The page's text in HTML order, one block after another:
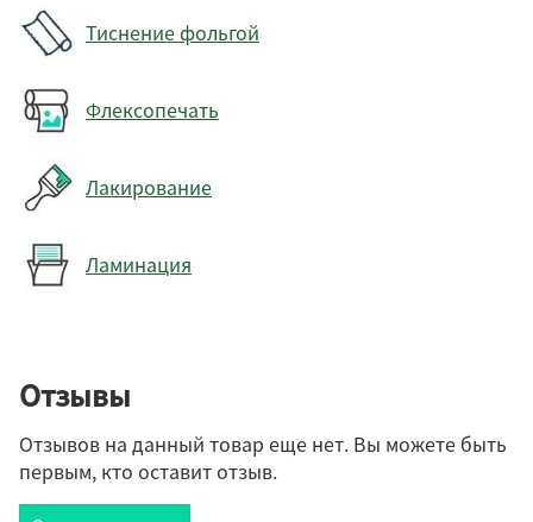
Тиснение фольгой
Флексопечать
Лакирование
Ламинация
Отзывы
Отзывов на данный товар еще нет. Вы можете быть
первым, кто оставит отзыв.